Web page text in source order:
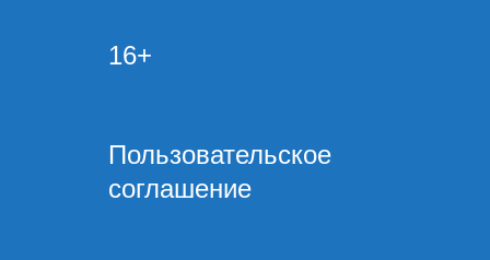
16+
Пользовательское
соглашение